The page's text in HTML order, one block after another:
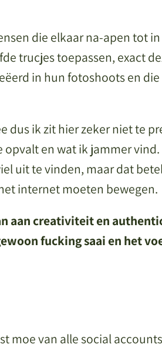
die elkaar na-apen tot
trucjes toepassen, exact
in hun fotoshoots en
dus ik zit hier zeker niet te
opvalt en wat ik jammer
uit te vinden, maar dat
internet moeten bewegen.
aan creativiteit en
fucking saai en het
moe van alle social